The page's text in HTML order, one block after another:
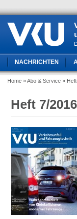
NACHRICHTEN
Home » Abo & Service »
Heft 7/2016